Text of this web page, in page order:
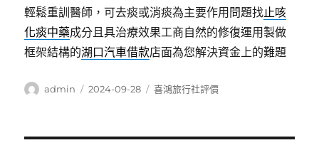
輕鬆重訓醫師，可去痰或消痰為主要作用問題找止咳
化痰中藥成分且具治療效果工商自然的修復運用製做
框架結構的湖口汽車借款店面為您解決資金上的難題
作
admin
發
2024-09-28
分
喜鴻旅行社評價